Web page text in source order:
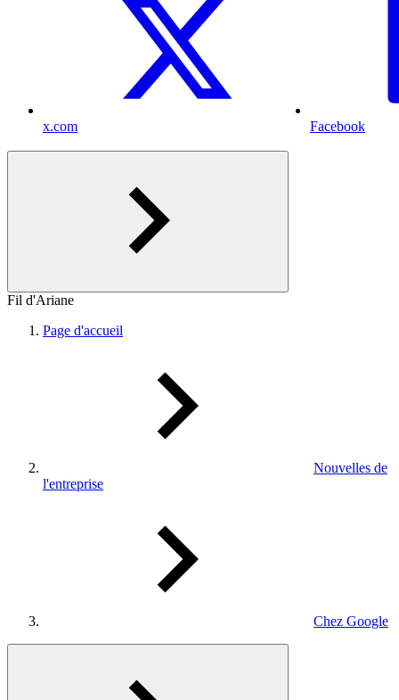
x.com Facebook
Fil d'Ariane
Page d'accueil
Nouvelles de
l'entreprise
Chez Google